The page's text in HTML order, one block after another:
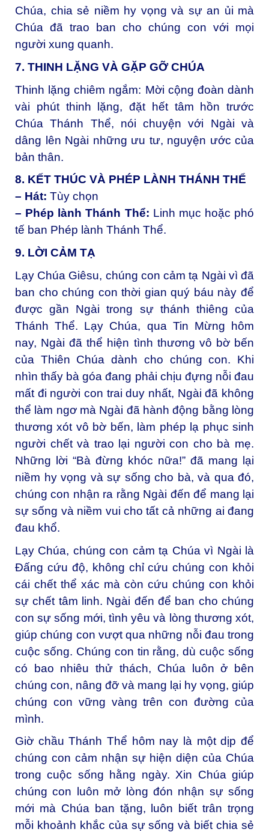
Chúa, chia sẻ niềm hy vọng và sự an ủi mà
Chúa đã trao ban cho chúng con với mọi
người xung quanh.
7. THINH LẶNG VÀ GẶP GỠ CHÚA
Thinh lặng chiêm ngắm: Mời cộng đoàn dành
vài phút thinh lặng, đặt hết tâm hồn trước
Chúa Thánh Thể, nói chuyện với Ngài và
dâng lên Ngài những ưu tư, nguyện ước của
bản thân.
8. KẾT THÚC VÀ PHÉP LÀNH THÁNH THỂ
– Hát: Tùy chọn
– Phép lành Thánh Thể: Linh mục hoặc phó
tế ban Phép lành Thánh Thể.
9. LỜI CẢM TẠ
Lạy Chúa Giêsu, chúng con cảm tạ Ngài vì đã
ban cho chúng con thời gian quý báu này để
được gần Ngài trong sự thánh thiêng của
Thánh Thể. Lạy Chúa, qua Tin Mừng hôm
nay, Ngài đã thể hiện tình thương vô bờ bến
của Thiên Chúa dành cho chúng con. Khi
nhìn thấy bà góa đang phải chịu đựng nỗi đau
mất đi người con trai duy nhất, Ngài đã không
thể làm ngơ mà Ngài đã hành động bằng lòng
thương xót vô bờ bến, làm phép lạ phục sinh
người chết và trao lại người con cho bà mẹ.
Những lời “Bà đừng khóc nữa!” đã mang lại
niềm hy vọng và sự sống cho bà, và qua đó,
chúng con nhận ra rằng Ngài đến để mang lại
sự sống và niềm vui cho tất cả những ai đang
đau khổ.
Lạy Chúa, chúng con cảm tạ Chúa vì Ngài là
Đấng cứu độ, không chỉ cứu chúng con khỏi
cái chết thể xác mà còn cứu chúng con khỏi
sự chết tâm linh. Ngài đến để ban cho chúng
con sự sống mới, tình yêu và lòng thương xót,
giúp chúng con vượt qua những nỗi đau trong
cuộc sống. Chúng con tin rằng, dù cuộc sống
có bao nhiêu thử thách, Chúa luôn ở bên
chúng con, nâng đỡ và mang lại hy vọng, giúp
chúng con vững vàng trên con đường của
mình.
Giờ chầu Thánh Thể hôm nay là một dịp để
chúng con cảm nhận sự hiện diện của Chúa
trong cuộc sống hằng ngày. Xin Chúa giúp
chúng con luôn mở lòng đón nhận sự sống
mới mà Chúa ban tặng, luôn biết trân trọng
mỗi khoảnh khắc của sự sống và biết chia sẻ